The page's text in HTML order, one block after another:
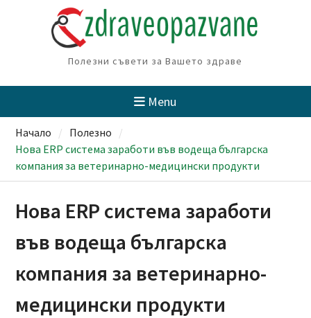
Полезни съвети за Вашето здраве
Menu
Начало
Полезно
Нова ERP система заработи във водеща българска
компания за ветеринарно-медицински продукти
Нова ERP система заработи
във водеща българска
компания за ветеринарно-
медицински продукти